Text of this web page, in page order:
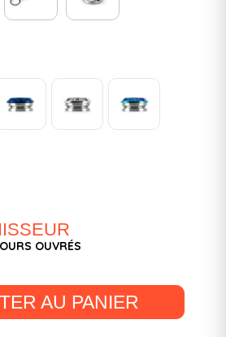
OUVRÉS
AU PANIER